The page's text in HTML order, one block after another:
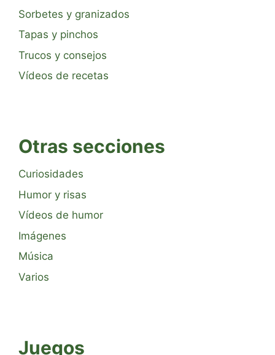
Sorbetes y granizados
Tapas y pinchos
Trucos y consejos
Vídeos de recetas
Otras secciones
Curiosidades
Humor y risas
Vídeos de humor
Imágenes
Música
Varios
Juegos